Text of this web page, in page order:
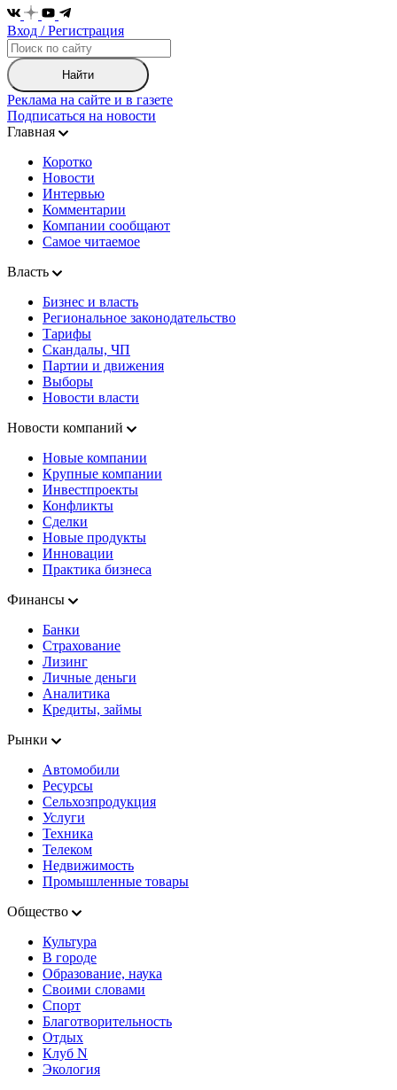
Вход / Регистрация
Найти
Реклама на сайте и в газете
Подписаться на новости
Главная
Коротко
Новости
Интервью
Комментарии
Компании сообщают
Самое читаемое
Власть
Бизнес и власть
Региональное законодательство
Тарифы
Скандалы, ЧП
Партии и движения
Выборы
Новости власти
Новости компаний
Новые компании
Крупные компании
Инвестпроекты
Конфликты
Сделки
Новые продукты
Инновации
Практика бизнеса
Финансы
Банки
Страхование
Лизинг
Личные деньги
Аналитика
Кредиты, займы
Рынки
Автомобили
Ресурсы
Сельхозпродукция
Услуги
Техника
Телеком
Недвижимость
Промышленные товары
Общество
Культура
В городе
Образование, наука
Своими словами
Спорт
Благотворительность
Отдых
Клуб N
Экология